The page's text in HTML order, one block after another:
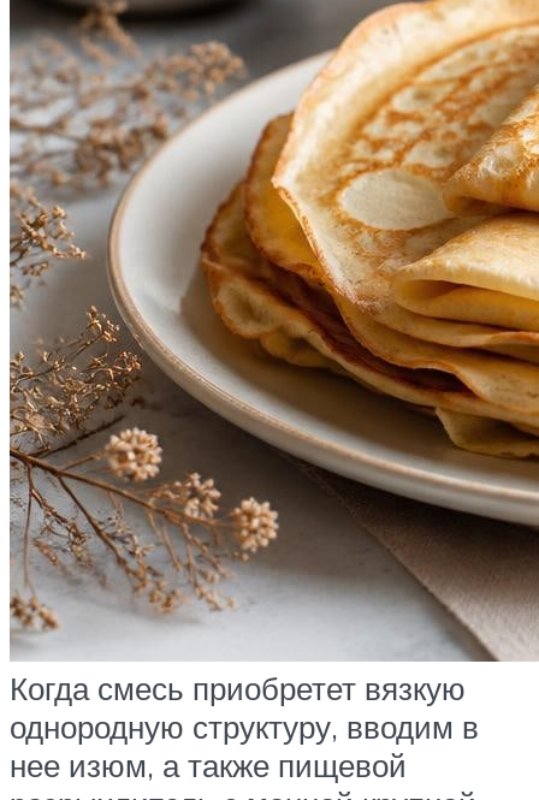
Когда смесь приобретет вязкую
однородную структуру, вводим в
нее изюм, а также пищевой